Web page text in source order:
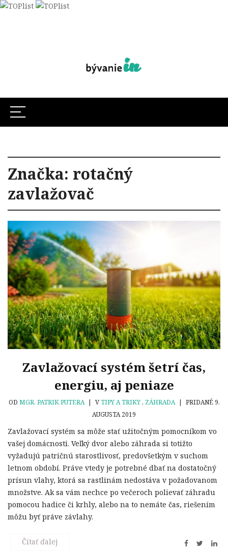
Značka: rotačný
zavlažovač
Zavlažovací systém šetrí čas,
energiu, aj peniaze
OD MGR. PATRIK PUTERA | VTIPY A TRIKY, ZÁHRADA | PRIDANÉ 9.
AUGUSTA 2019
Zavlažovací systém sa môže stať užitočným pomocníkom vo
vašej domácnosti. Veľký dvor alebo záhrada si totižto
vyžadujú patričnú starostlivosť, predovšetkým v suchom
letnom období. Práve vtedy je potrebné dbať na dostatočný
prísun vlahy, ktorá sa rastlinám nedostáva v požadovanom
množstve. Ak sa vám nechce po večeroch polievať záhradu
pomocou hadice či krhly, alebo na to nemáte čas, riešením
môžu byť práve závlahy.
Čítať ďalej